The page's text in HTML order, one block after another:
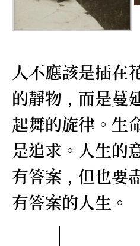
人不應該是插在
的靜物 ， 而是蔓
起舞的旋律。生
是追求。人生的
有答案 ， 但也要
有答案的人生。